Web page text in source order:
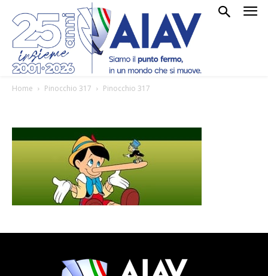
Home Pinocchio 317 Pinocchio 317